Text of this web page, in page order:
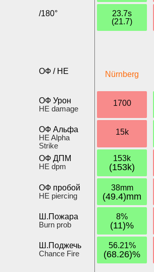
/180°
ОФ / HE
ОФ Урон
HE damage
ОФ Альфа
HE Alpha
Strike
ОФ ДПМ
HE dpm
ОФ пробой
HE piercing
Ш.Пожара
Burn prob
Ш.Поджечь
Chance Fire
23.7s
(21.7)
Nürnberg
1700
15k
153k
(153k)
38mm
(49.4)mm
8%
(11)%
56.21%
(68.26)%